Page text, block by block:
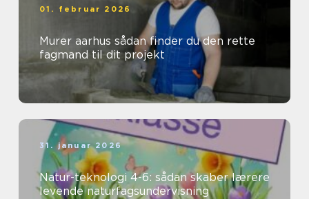
01. februar 2026
Murer aarhus sådan finder du den rette
fagmand til dit projekt
31. januar 2026
Natur-teknologi 4-6: sådan skaber lærere
levende naturfagsundervisning